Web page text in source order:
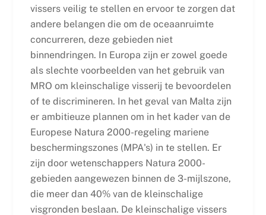
vissers veilig te stellen en ervoor te zorgen dat
andere belangen die om de oceaanruimte
concurreren, deze gebieden niet
binnendringen. In Europa zijn er zowel goede
als slechte voorbeelden van het gebruik van
MRO om kleinschalige visserij te bevoordelen
of te discrimineren. In het geval van Malta zijn
er ambitieuze plannen om in het kader van de
Europese Natura 2000-regeling mariene
beschermingszones (MPA's) in te stellen. Er
zijn door wetenschappers Natura 2000-
gebieden aangewezen binnen de 3-mijlszone,
die meer dan 40% van de kleinschalige
visgronden beslaan. De kleinschalige vissers